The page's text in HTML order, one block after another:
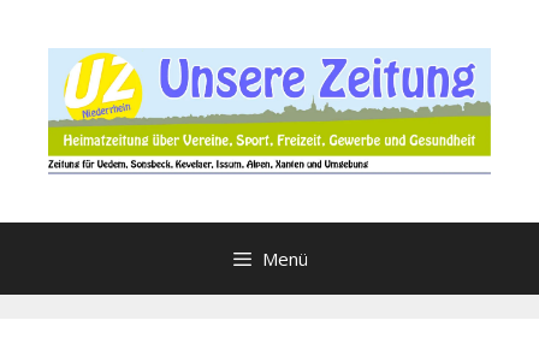
Inhalt
springen
Menü